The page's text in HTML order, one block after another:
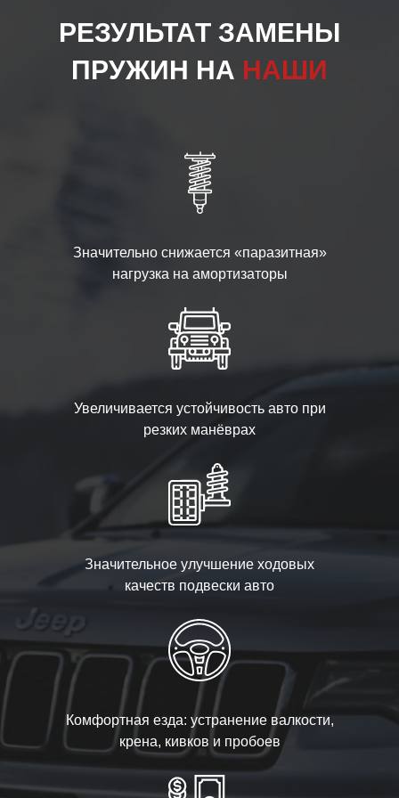
РЕЗУЛЬТАТ ЗАМЕНЫ
ПРУЖИН НА НАШИ
Значительно снижается «паразитная»
нагрузка на амортизаторы
Увеличивается устойчивость авто при
резких манёврах
Значительное улучшение ходовых
качеств подвески авто
Комфортная езда: устранение валкости,
крена, кивков и пробоев